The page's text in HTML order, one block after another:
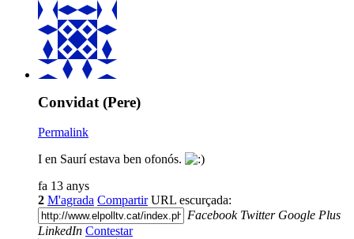
Convidat (Pere)
Permalink
I en Saurí estava ben ofonós.
fa 13 anys
2 M'agrada Compartir URL escurçada:
Facebook Twitter Google Plus
LinkedIn Contestar